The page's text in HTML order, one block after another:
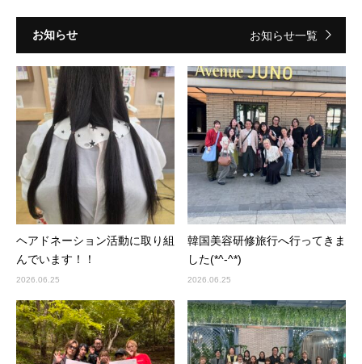
お知らせ お知らせ一覧
ヘアドネーション活動に取り組
んでいます！！
2026.06.25
韓国美容研修旅行へ行ってきま
した(*^-^*)
2026.06.25